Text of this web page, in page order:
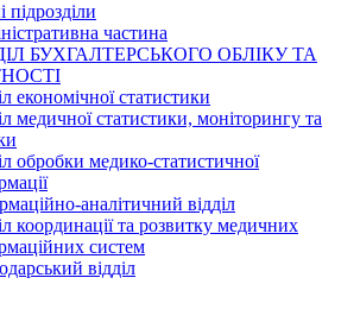
підрозділи
частина
БУХГАЛТЕРСЬКОГО ОБЛІКУ ТА
економічної статистики
медичної статистики, моніторингу та
обробки медико-статистичної
аналітичний відділ
координації та розвитку медичних
систем
відділ